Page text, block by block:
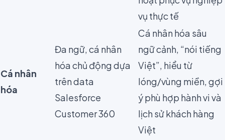
vụ thực tế
Cá nhân
hóa
Đa ngữ, cá nhân
hóa chủ động dựa
trên data
Salesforce
Customer 360
Cá nhân hóa sâu
ngữ cảnh, “nói tiếng
Việt”, hiểu từ
lóng/vùng miền, gợi
ý phù hợp hành vi và
lịch sử khách hàng
Việt